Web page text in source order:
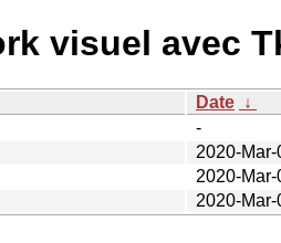
visuel avec
Date ↓
-
2020-Mar-
2020-Mar-
2020-Mar-